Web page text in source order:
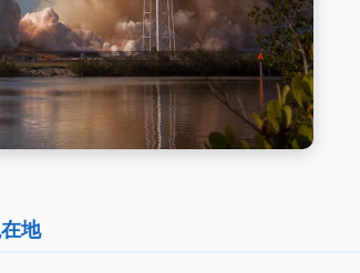
地